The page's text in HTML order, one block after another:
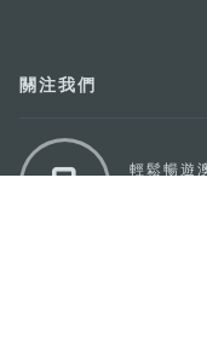
關注我們
輕鬆暢遊